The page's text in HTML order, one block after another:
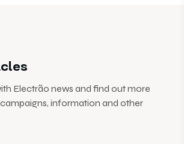
Electrão news and find out more
information and other